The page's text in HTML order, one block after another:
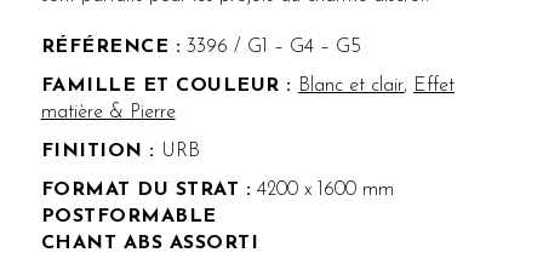
RÉFÉRENCE : 3396 / G1 – G4 – G5
Blanc et clair, Effet
matière & Pierre
FINITION : URB
FORMAT DU STRAT : 4200 x 1600 mm
POSTFORMABLE
CHANT ABS ASSORTI